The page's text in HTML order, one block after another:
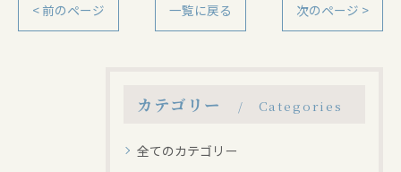
< 前のページ 一覧に戻る 次のページ >
カテゴリー Categories
全てのカテゴリー